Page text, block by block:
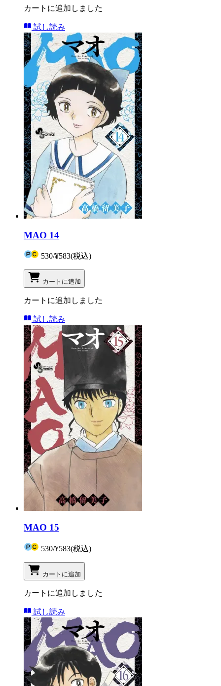
カートに追加しました
試し読み
MAO 14
530/¥583(税込)
カートに追加
カートに追加しました
試し読み
MAO 15
530/¥583(税込)
カートに追加
カートに追加しました
試し読み